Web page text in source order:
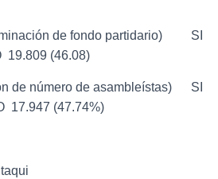
de fondo partidario) SI
19.809 (46.08)
de número de asambleístas) SI
17.947 (47.74%)